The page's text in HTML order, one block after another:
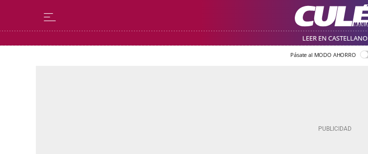
LEER EN CASTELLANO
Pásate al MODO AHORRO